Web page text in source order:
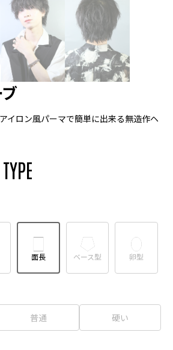
イロン風パーマで簡単に出来る無造作ヘ
面長 ベース型 卵型
普通 硬い